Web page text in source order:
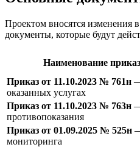
Проектом вносятся изменения
документы, которые будут
Наименование
Приказ от 11.10.2023 № 761н
оказанных услугах
Приказ от 11.10.2023 № 763н
противопоказания
Приказ от 01.09.2025 № 525н
мониторинга